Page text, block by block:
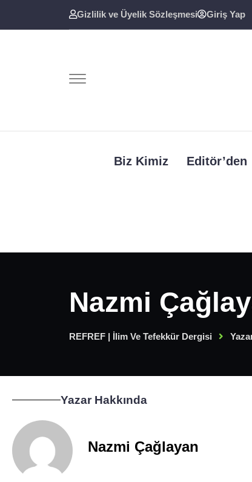
Gizlilik ve Üyelik Sözleşmesi Giriş Yap
Biz Kimiz Editör’den
Nazmi
REFREF | İlim Ve Tefekkür Dergisi
Yazar Hakkında
Nazmi Çağlayan